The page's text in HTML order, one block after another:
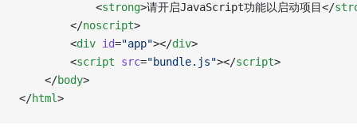
            <
strong>请开启JavaScript功能以启动项目</
        </
noscript>
        <
div id="app"></div>
        <
script src="bundle.js"></script>
    </
body>
</html>